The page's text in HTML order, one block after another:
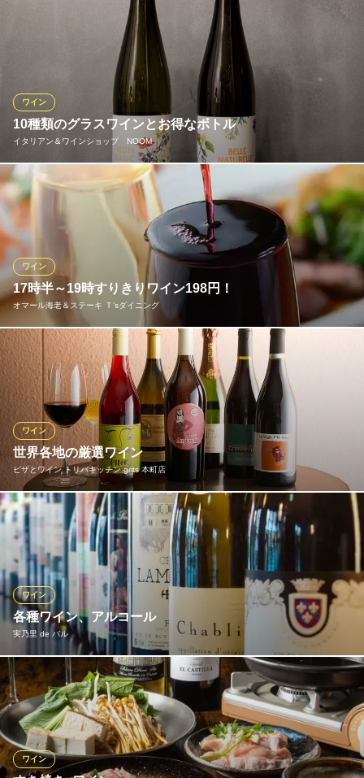
大阪メトロ四つ橋線本町駅 徒歩5分
大阪府大阪市西区靱本町1-7-7 ホテル・アンドルームス大阪本町1F
店名の「ボンヴァン」はフランス語で「美味しいワイン」という
意味。その名の通り、ワイン通の方にも喜んでいただける美味し
い銘柄を種類豊富に取り揃えております。ボトルは2,000円台の手
頃なものから有名シャンパンまで幅広く。グラスは赤・白をそれ
ぞれ7種類と泡を3種類ご用意。1杯からお気軽にどうぞ！
本町ビストロ ボンヴァン
多彩なワインと小皿料理
大阪メトロ中央線本町駅 徒歩3分
大阪府大阪市中央区本町3-2-11 ホテルマイステイズ御堂筋本町1F
10種類のグラスワインとお得なボトル
イタリアン＆ワインショップ NOOM
ワイン
朝から10種類の豊富なグラスワインが600円～楽しめます。本町
ワインショップ併設なのでボトルもお得！特別ご奉仕ボトル2480
円、その他はショップ価格＋抜栓料￥1500です。ワインはソムリ
エに相談しながらお選びいただけます♪ テイクアウトをしてご自
宅でゆっくり味わうのも、公園で楽しむのも◎
イタリアン＆ワインショップ NOOM
朝から楽しむワインバル
大阪メトロ四つ橋線本町駅 徒歩3分
大阪府大阪市西区靱本町1-15-18
17時半～19時すりきりワイン198円！
オマール海老＆ステーキ Ｔ’sダイニング
ワイン
毎日17時半～19時限定の特別企画★ グラスなみなみに注ぐ「すり
きりワイン』が、予約無しでも、週末でも、何杯飲んでも1杯198
円！でご提供！スタッフがお客様の目の前でグラスなみなみに注
ぎます。お仕事が早く終わった日はワインでcheers！サク飲みに
もおすすめです♪
オマール海老＆ステーキ Ｔ’sダイニング
ステーキとワイン
大阪メトロ御堂筋線本町駅4番・5番出口 徒歩1分
大阪府大阪市中央区本町4-1-13 御堂ビルB1
世界各地の厳選ワイン
ピザとワイン トリバキッチン grits 本町店
ワイン
おひとり様も気軽に楽しめるカウンターが魅力。ソムリエ厳選の
ワインは日替わりで、お勧めワインを常時20～30種類ほどご用意
しています。その日の気分に合わせた、貴方にぴったりのワイン
をチョイス♪
※こちらは夜のみのこだわりです。
ピザとワイン トリバキッチン grits 本町店
お洒落イタリアンで宴会
大阪メトロ御堂筋線本町駅7番・9番出口 徒歩2分
大阪府大阪市中央区本町3-2-1
各種ワイン、アルコール
実乃里 de バル
ワイン
自社輸入のこだわりワインをお手軽な価格で♪ 赤ワイン、白ワイ
ン、スパークリングワインと種類も豊富で、 多様な産地のワイン
やブドウ品種にもこだわったワインを取り揃えております。
※こちらは昼のみのこだわりです。
ワイン